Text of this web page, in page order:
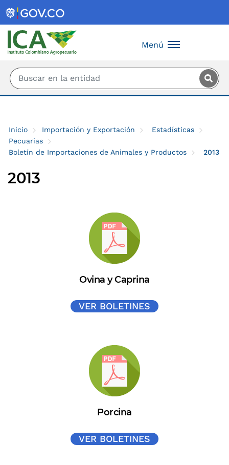
Menú
Inicio Importación y Exportación
Estadísticas
Pecuarias
Boletín de Importaciones de Animales y Productos
2013
2013
Ovina y Caprina
VER BOLETINES
Porcina
VER BOLETINES